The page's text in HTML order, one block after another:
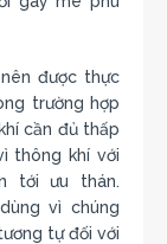
được thực
trường hợp
cần đủ thấp
thông khí với
tới ưu thán.
vì chúng
tự đối với